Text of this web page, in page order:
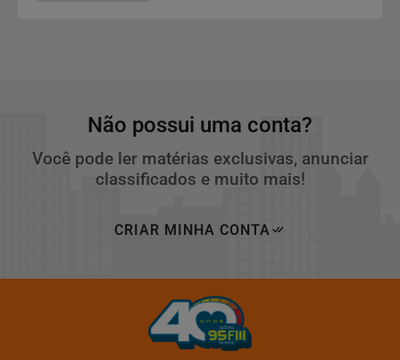
Não possui uma conta?
Você pode ler matérias exclusivas, anunciar
classificados e muito mais!
CRIAR MINHA CONTA